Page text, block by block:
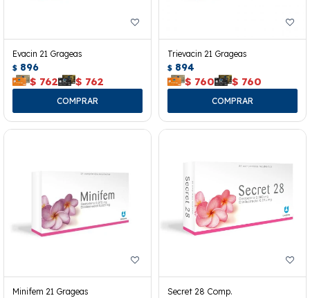
Evacin 21 Grageas
$ 896
$ 762 $ 762
Trievacin 21 Grageas
$ 894
$ 760 $ 760
Minifem 21 Grageas Secret 28 Comp.